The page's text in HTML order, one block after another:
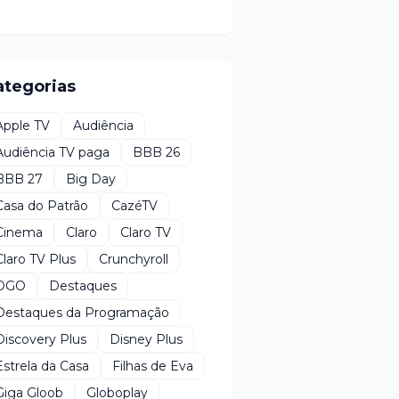
TV
Audiência
TV paga
BBB 26
27
Big Day
do Patrão
CazéTV
Claro
Claro TV
TV Plus
Crunchyroll
Destaques
da Programação
Plus
Disney Plus
da Casa
Filhas de Eva
Gloob
Globoplay